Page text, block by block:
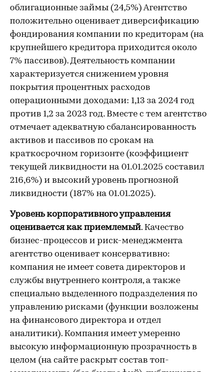
облигационные займы (24,5%) Агентство
положительно оценивает диверсификацию
фондирования компании по кредиторам (на
крупнейшего кредитора приходится около
7% пассивов). Деятельность компании
характеризуется снижением уровня
покрытия процентных расходов
операционными доходами: 1,13 за 2024 год
против 1,2 за 2023 год. Вместе с тем агентство
отмечает адекватную сбалансированность
активов и пассивов по срокам на
краткосрочном горизонте (коэффициент
текущей ликвидности на 01.01.2025 составил
216,6%) и высокий уровень прогнозной
ликвидности (187% на 01.01.2025).
Уровень корпоративного управления
оценивается как приемлемый. Качество
бизнес-процессов и риск-менеджмента
агентство оценивает консервативно:
компания не имеет совета директоров и
службы внутреннего контроля, а также
специально выделенного подразделения по
управлению рисками (функции возложены
на финансового директора и отдел
аналитики). Компания имеет умеренно
высокую информационную прозрачность в
целом (на сайте раскрыт состав топ-